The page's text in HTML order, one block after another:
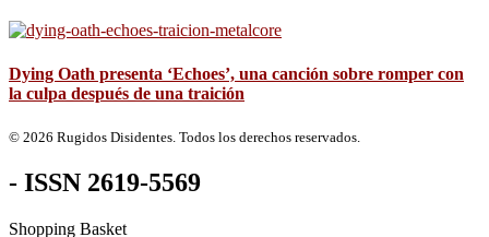
Dying Oath presenta ‘Echoes’, una canción sobre romper con
la culpa después de una traición
© 2026 Rugidos Disidentes. Todos los derechos reservados.
- ISSN 2619-5569
Shopping Basket